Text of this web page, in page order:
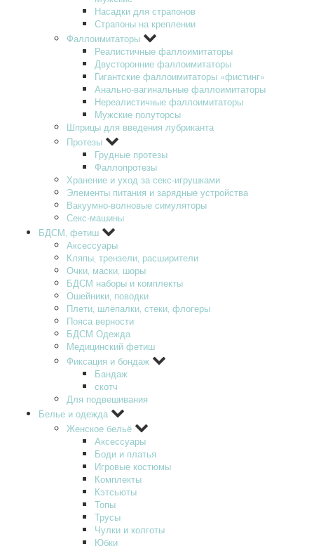
Насадки для страпонов
Страпоны на креплении
Фаллоимитаторы
Реалистичные фаллоимитаторы
Двусторонние фаллоимитаторы
Гигантские фаллоимитаторы «фистинг»
Анально-вагинальные фаллоимитаторы
Нереалистичные фаллоимитаторы
Мужские полуторсы
Шприцы для введения лубриканта
Протезы
Грудные протезы
Фаллопротезы
Хранение и уход за секс-игрушками
Элементы питания и зарядные устройства
Вакуумно-волновые симуляторы
Секс-машины
БДСМ‚ фетиш
Аксессуары
Кляпы‚ трензели‚ расширители
Очки‚ маски‚ шоры
БДСМ наборы и комплекты
Ошейники‚ поводки
Плети‚ шлёпалки‚ стеки‚ флогеры
Пояса верности
БДСМ Одежда
Медицинский фетиш
Фиксация и бондаж
Бандаж
скотч
Для подвешивания
Белье и одежда
Женское бельё
Аксессуары
Боди и платья
Игровые костюмы
Комплекты
Кэтсьюты
Топы
Трусы
Чулки и колготы
Юбки